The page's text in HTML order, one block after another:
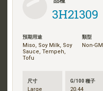
3H21309
預期用途
Miso, Soy Milk, Soy
Sauce, Tempeh,
Tofu
類型
Non-GM
尺寸
Large
G/100 種子
20.44